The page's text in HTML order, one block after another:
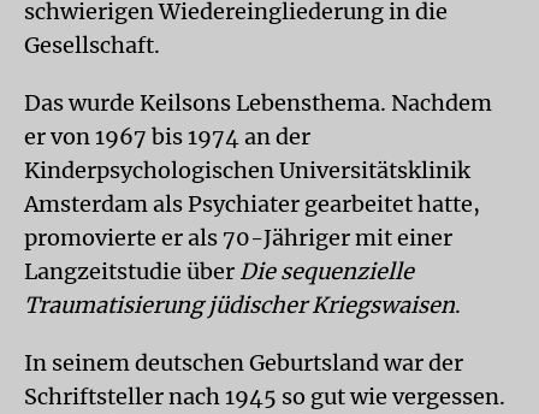
schwierigen Wiedereingliederung in die
Gesellschaft.
Das wurde Keilsons Lebensthema. Nachdem
er von 1967 bis 1974 an der
Kinderpsychologischen Universitätsklinik
Amsterdam als Psychiater gearbeitet hatte,
promovierte er als 70-Jähriger mit einer
Langzeitstudie über Die sequenzielle
Traumatisierung jüdischer Kriegswaisen.
In seinem deutschen Geburtsland war der
Schriftsteller nach 1945 so gut wie vergessen.